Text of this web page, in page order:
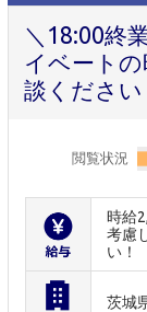
＼18:00終
イベート
談ください
閲覧状況
時給
考慮
い！
茨城